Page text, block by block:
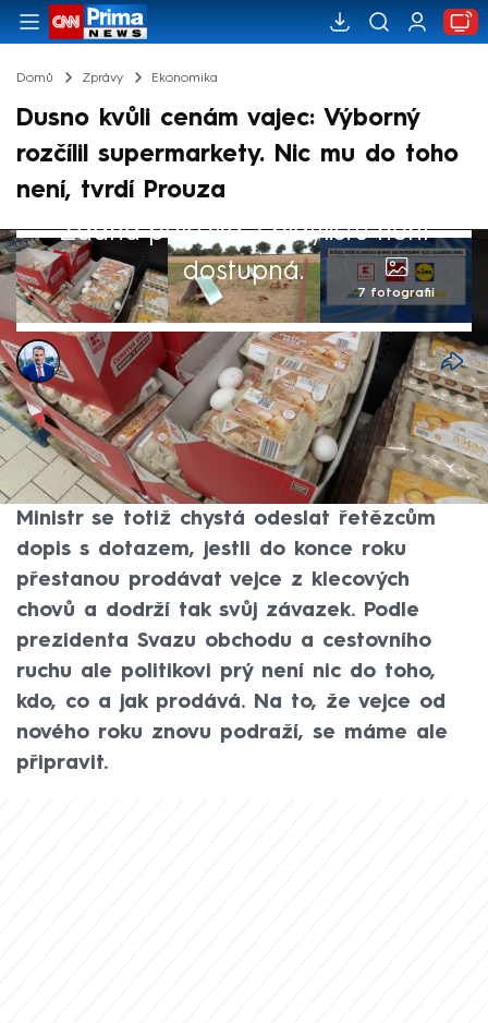
Domů Zprávy Ekonomika
Dusno kvůli cenám vajec: Výborný
rozčílil supermarkety. Nic mu do toho
není, tvrdí Prouza
Žádná položka z playlistu není
dostupná.
7 fotografií
Jan Krejsa
28. čvc 2025, 21:39
Mezi šéfem resortu zemědělství Markem
Výborným (KDU-ČSL) a supermarkety
aktuálně panuje dusno kvůli cenám vajec.
Ministr se totiž chystá odeslat řetězcům
dopis s dotazem, jestli do konce roku
přestanou prodávat vejce z klecových
chovů a dodrží tak svůj závazek. Podle
prezidenta Svazu obchodu a cestovního
ruchu ale politikovi prý není nic do toho,
kdo, co a jak prodává. Na to, že vejce od
nového roku znovu podraží, se máme ale
připravit.